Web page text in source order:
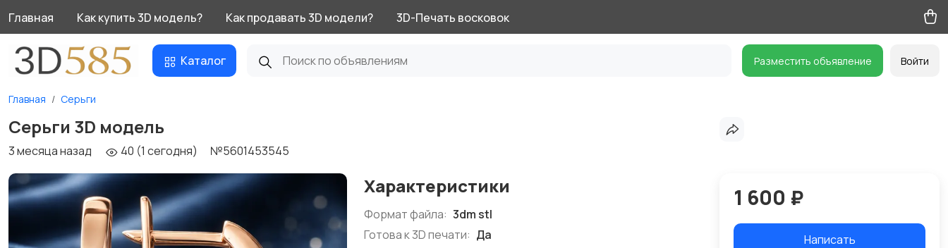
Главная Как купить 3D модель? Как продавать 3D модели? 3D-Печать восковок
Каталог Разместить объявление Войти
Главная Серьги
Серьги 3D модель
3 месяца назад 40 (1 сегодня) №5601453545
Характеристики
Формат файла: 3dm stl
Готова к 3D печати: Да
1 600 ₽
Написать